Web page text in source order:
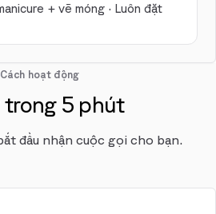
+ vẽ móng · Luôn đặt
Cách hoạt động
trong 5 phút
đầu nhận cuộc gọi cho bạn.